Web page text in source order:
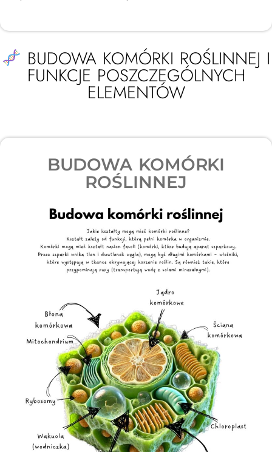
BUDOWA KOMÓRKI ROŚLINNEJ I
FUNKCJE POSZCZEGÓLNYCH
ELEMENTÓW​
BUDOWA KOMÓRKI
ROŚLINNEJ